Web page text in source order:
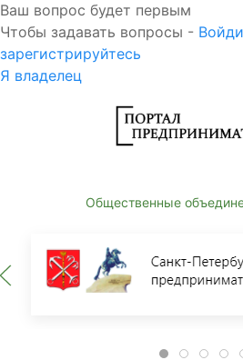
Ваш вопрос будет первым
Чтобы задавать вопросы -
зарегистрируйтесь
Я владелец
Общественные